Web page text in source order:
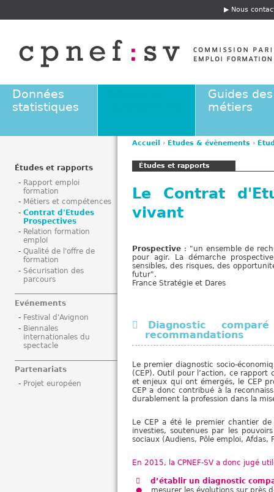
E
t
ê
e
Nous
Données
statistiques
Guides des
métiers
s
ê
t
s
i
c
i
Accueil › Études & évènements ›
Études et rapports
Le Contrat
vivant
Prospective : "un ensemble de
pour agir. La démarche
sensibles, des risques, des
futur".
France Stratégie et Dares
Diagnostic
recommandations
Le premier diagnostic socio-
(CEP). Outil pour l’action, ce
et enjeux qui ont émergés, le CEP
CEP a donc contribué à la
durablement la profession dans la
Le CEP a été le premier chantier de
investies, soutenues par les
sociaux (Audiens, Pôle emploi, Afdas,
En 2015, la CPNEF-SV a donc jugé
d’établir un diagnostic
Études et rapports
Rapport emploi
formation
Métiers et compétences
Contrat d'Etudes
Prospectives
Relation formation
emploi
Qualité de l'offre de
formation
Sécurisation des
parcours
Evénements
Festival d'Avignon
Biennales
internationales du
spectacle
Partenariats
Projet européen